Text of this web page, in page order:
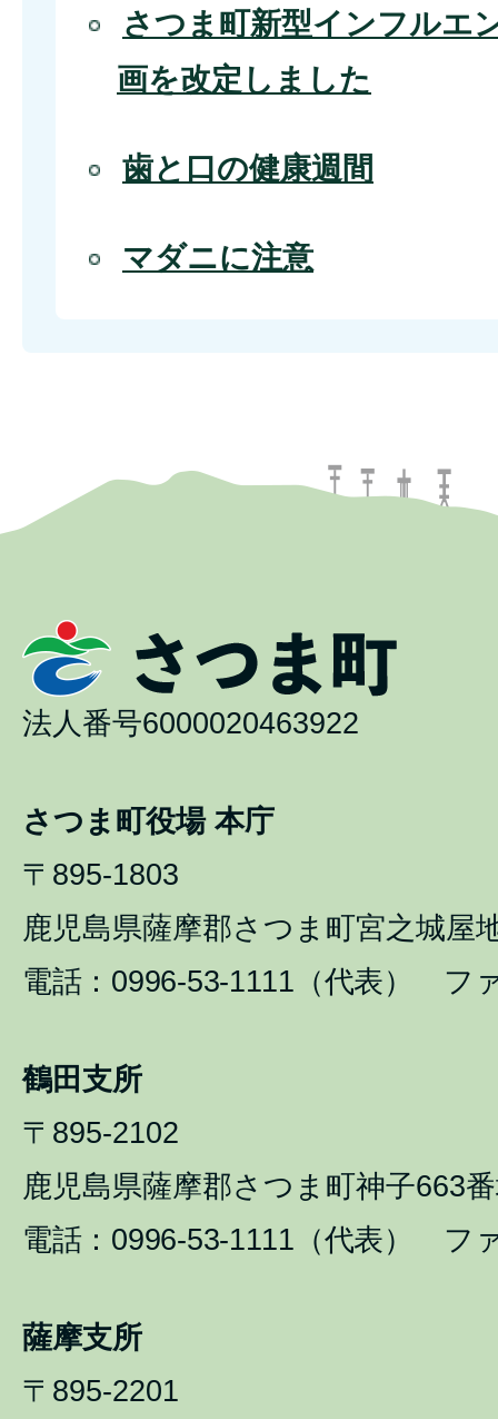
さつま町新型インフルエ
画を改定しました
歯と口の健康週間
マダニに注意
法人番号6000020463922
さつま町役場 本庁
〒895-1803
鹿児島県薩摩郡さつま町宮之城屋
電話：0996-53-1111（代表） フ
鶴田支所
〒895-2102
鹿児島県薩摩郡さつま町神子663
電話：0996-53-1111（代表） フ
薩摩支所
〒895-2201